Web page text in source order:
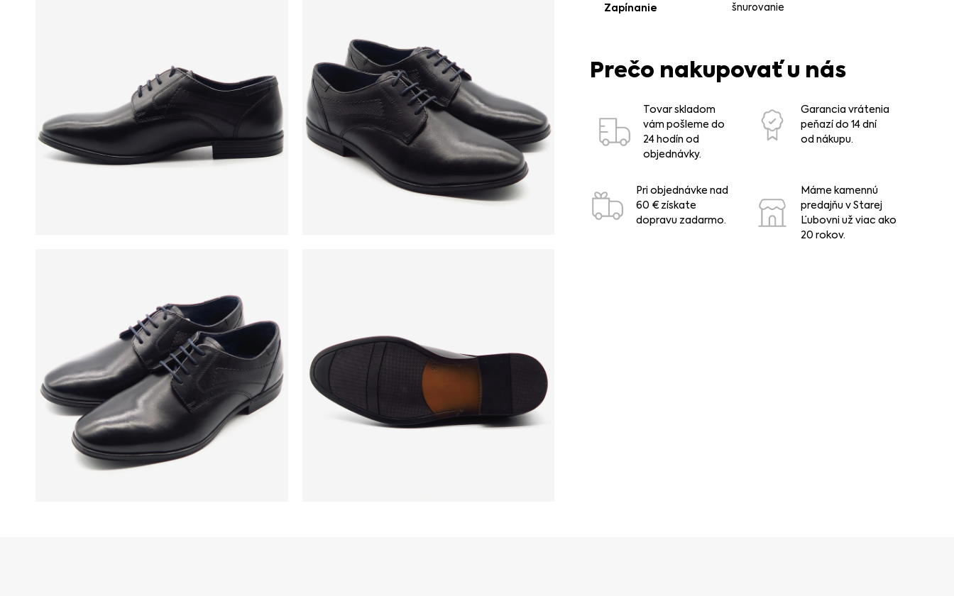
Zapínanie šnurovanie
Prečo nakupovať u nás
Tovar skladom
vám pošleme do
24 hodín od
objednávky.
Garancia vrátenia
peňazí do 14 dní
od nákupu.
Pri objednávke nad
60 € získate
dopravu zadarmo.
Máme kamennú
predajňu v Starej
Ľubovni už viac ako
20 rokov.